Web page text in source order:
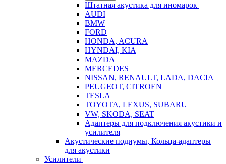
Штатная акустика для иномарок
AUDI
BMW
FORD
HONDA, ACURA
HYNDAI, KIA
MAZDA
MERCEDES
NISSAN, RENAULT, LADA, DACIA
PEUGEOT, CITROEN
TESLA
TOYOTA, LEXUS, SUBARU
VW, SKODA, SEAT
Адаптеры для подключения акустики и
усилителя
Акустические подиумы, Кольца-адаптеры
для акустики
Усилители